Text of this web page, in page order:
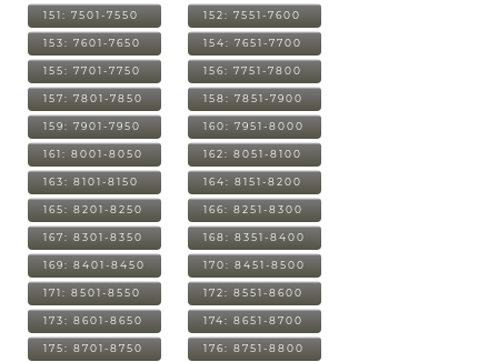
151: 7501-7550 152: 7551-7600
153: 7601-7650 154: 7651-7700
155: 7701-7750 156: 7751-7800
157: 7801-7850 158: 7851-7900
159: 7901-7950 160: 7951-8000
161: 8001-8050 162: 8051-8100
163: 8101-8150 164: 8151-8200
165: 8201-8250 166: 8251-8300
167: 8301-8350 168: 8351-8400
169: 8401-8450 170: 8451-8500
171: 8501-8550 172: 8551-8600
173: 8601-8650 174: 8651-8700
175: 8701-8750 176: 8751-8800